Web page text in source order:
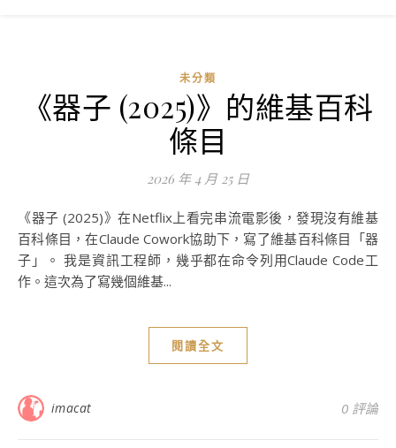
未分類
《器子 (2025)》的維基百科
條目
2026 年 4 月 25 日
《器子 (2025)》在Netflix上看完串流電影後，發現沒有維基
百科條目，在Claude Cowork協助下，寫了維基百科條目「器
子」。 我是資訊工程師，幾乎都在命令列用Claude Code工
作。這次為了寫幾個維基...
閱讀全文
imacat 0 評論